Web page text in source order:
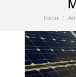
Estás aquí:
Inicio